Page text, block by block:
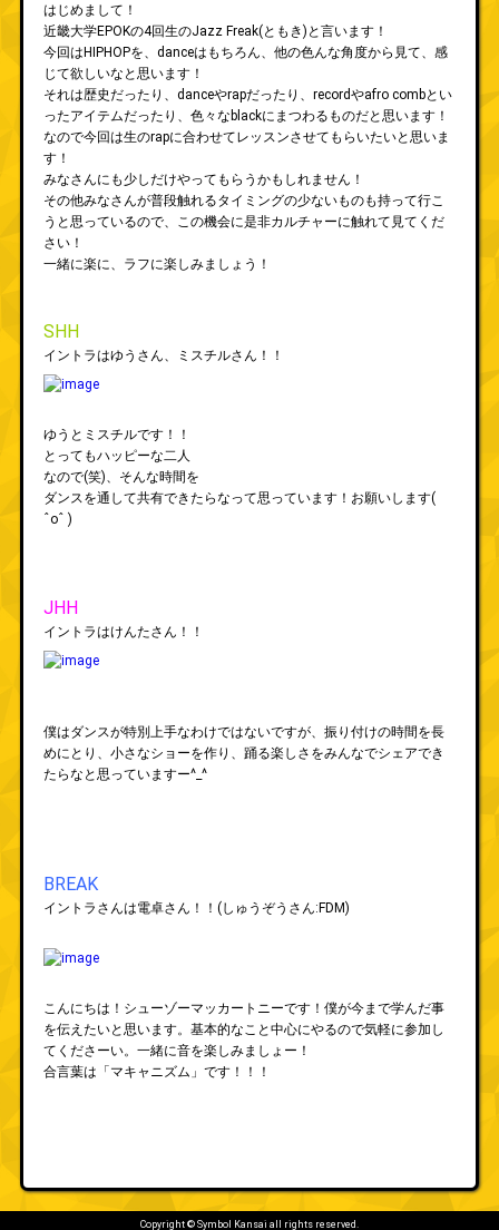
はじめまして！
近畿大学EPOKの4回生のJazz Freak(ともき)と言います！
今回はHIPHOPを、danceはもちろん、他の色んな角度から見て、感
じて欲しいなと思います！
それは歴史だったり、danceやrapだったり、recordやafro combとい
ったアイテムだったり、色々なblackにまつわるものだと思います！
なので今回は生のrapに合わせてレッスンさせてもらいたいと思いま
す！
みなさんにも少しだけやってもらうかもしれません！
その他みなさんが普段触れるタイミングの少ないものも持って行こ
うと思っているので、この機会に是非カルチャーに触れて見てくだ
さい！
一緒に楽に、ラフに楽しみましょう！
SHH
イントラはゆうさん、ミスチルさん！！
ゆうとミスチルです！！
とってもハッピーな二人
なので(笑)、そんな時間を
ダンスを通して共有できたらなって思っています！お願いします(
ˆoˆ )
JHH
イントラはけんたさん！！
僕はダンスが特別上手なわけではないですが、振り付けの時間を長
めにとり、小さなショーを作り、踊る楽しさをみんなでシェアでき
たらなと思っていますー^_^
BREAK
イントラさんは電卓さん！！(しゅうぞうさん:FDM)
こんにちは！シューゾーマッカートニーです！僕が今まで学んだ事
を伝えたいと思います。基本的なこと中心にやるので気軽に参加し
てくださーい。一緒に音を楽しみましょー！
合言葉は「マキャニズム」です！！！
Copyright © Symbol Kansai all rights reserved.